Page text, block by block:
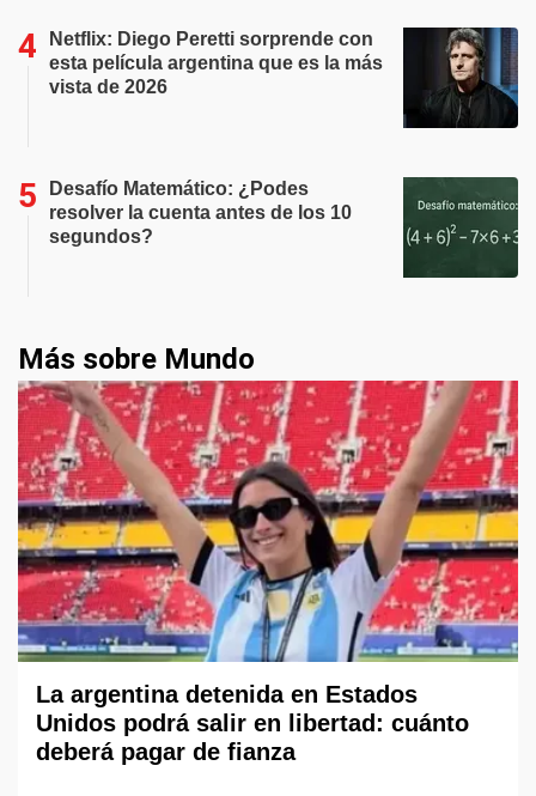
Netflix: Diego Peretti sorprende con
esta película argentina que es la más
vista de 2026
Desafío Matemático: ¿Podes
resolver la cuenta antes de los 10
segundos?
Más sobre Mundo
La argentina detenida en Estados
Unidos podrá salir en libertad: cuánto
deberá pagar de fianza